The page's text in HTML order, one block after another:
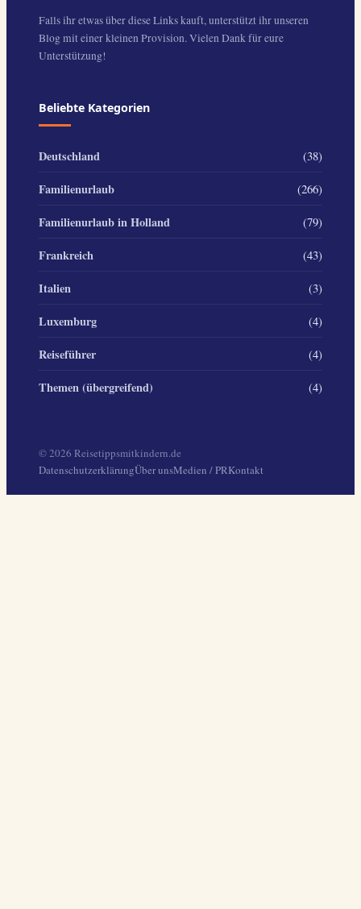
Falls ihr etwas über diese Links kauft, unterstützt ihr unseren
Blog mit einer kleinen Provision. Vielen Dank für eure
Unterstützung!
Beliebte Kategorien
Deutschland (38)
Familienurlaub (266)
Familienurlaub in Holland (79)
Frankreich (43)
Italien (3)
Luxemburg (4)
Reiseführer (4)
Themen (übergreifend) (4)
© 2026 Reisetippsmitkindern.de
DatenschutzerklärungÜber unsMedien / PRKontakt